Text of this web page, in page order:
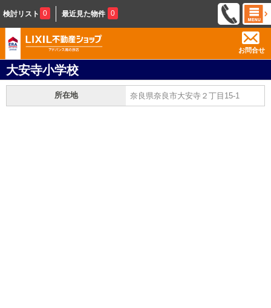
検討リスト 0 最近見た物件 0
お問合せ
大安寺小学校
所在地 奈良県奈良市大安寺２丁目15-1